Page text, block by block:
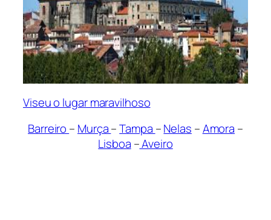
Viseu o lugar maravilhoso
Barreiro – Murça–Tampa –Nelas –Amora –
Lisboa –Aveiro